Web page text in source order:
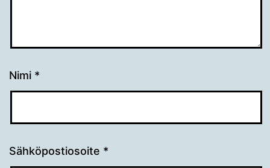
Nimi *
Sähköpostiosoite *